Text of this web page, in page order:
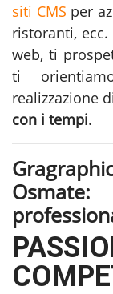
siti CMS per
ristoranti,
web, ti
ti
realizzazione
con i tempi.